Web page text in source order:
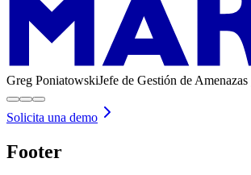
Greg PoniatowskiJefe de Gestión de
Solicita una demo
Footer